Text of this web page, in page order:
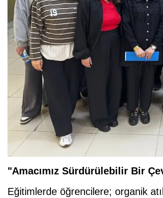
"Amacımız Sürdürülebilir Bir
Eğitimlerde öğrencilere; organik